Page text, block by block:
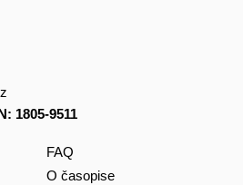
1805-9511
FAQ
O časopise